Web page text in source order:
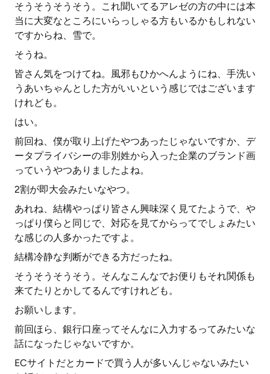
そうそうそうそう。これ聞いてるアレゼの方の中には本
当に大変なところにいらっしゃる方もいるかもしれない
ですからね、雪で。
そうね。
皆さん気をつけてね。風邪もひかへんようにね、手洗い
うあいちゃんとした方がいいという感じではございます
けれども。
はい。
前回ね、僕が取り上げたやつあったじゃないですか、デ
ータプライバシーの非別姓から入った企業のブランド画
っていうやつありましたよね。
2割が即大会みたいなやつ。
あれね、結構やっぱり皆さん興味深く見てたようで、や
っぱり僕らと同じで、対応を見てからってでしょみたい
な感じの人多かったですよ。
結構冷静な判断ができる方だったね。
そうそうそうそう。そんなこんなでお便りもそれ関係も
来てたりとかしてるんですけれども。
お願いします。
前回ほら、銀行口座ってそんなに入力するってみたいな
話になったじゃないですか。
ECサイトだとカードで買う人が多いんじゃないみたい